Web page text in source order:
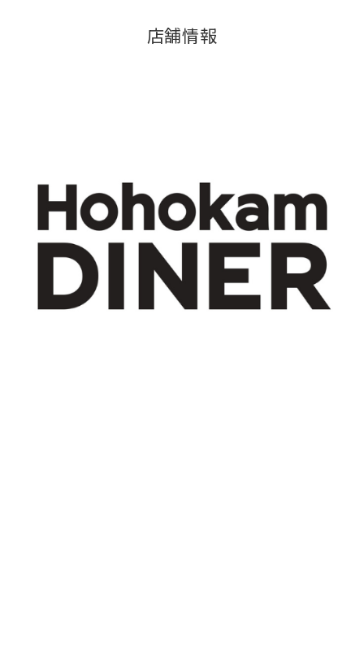
店舗情報